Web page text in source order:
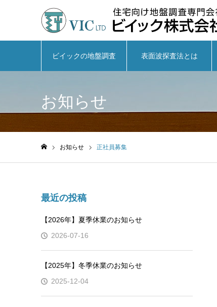
ビイックの地盤調査 表面波探査法とは
お知らせ
お知らせ 正社員募集
最近の投稿
【2026年】夏季休業のお知らせ
2026-07-16
【2025年】冬季休業のお知らせ
2025-12-04